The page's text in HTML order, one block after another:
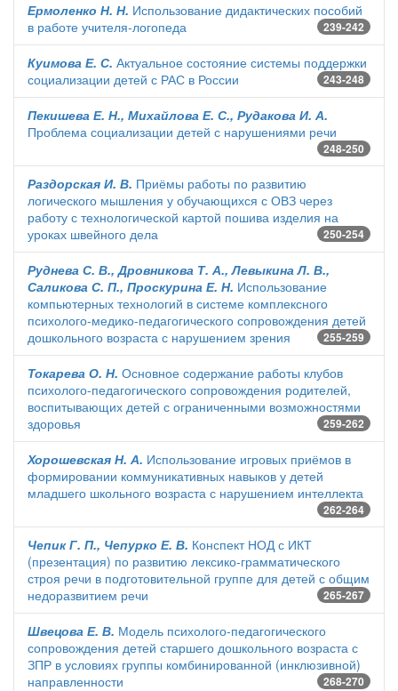
Ермоленко Н. Н. Использование дидактических пособий
в работе учителя-логопеда
239-242
Куимова Е. С. Актуальное состояние системы поддержки
социализации детей с РАС в России
243-248
Пекишева Е. Н., Михайлова Е. С., Рудакова И. А.
Проблема социализации детей с нарушениями речи
248-250
Раздорская И. В. Приёмы работы по развитию
логического мышления у обучающихся с ОВЗ через
работу с технологической картой пошива изделия на
уроках швейного дела
250-254
Руднева С. В., Дровникова Т. А., Левыкина Л. В.,
Саликова С. П., Проскурина Е. Н. Использование
компьютерных технологий в системе комплексного
психолого-медико-педагогического сопровождения детей
дошкольного возраста с нарушением зрения
255-259
Токарева О. Н. Основное содержание работы клубов
психолого-педагогического сопровождения родителей,
воспитывающих детей с ограниченными возможностями
здоровья
259-262
Хорошевская Н. А. Использование игровых приёмов в
формировании коммуникативных навыков у детей
младшего школьного возраста с нарушением интеллекта
262-264
Чепик Г. П., Чепурко Е. В. Конспект НОД с ИКТ
(презентация) по развитию лексико-грамматического
строя речи в подготовительной группе для детей с общим
недоразвитием речи
265-267
Швецова Е. В. Модель психолого-педагогического
сопровождения детей старшего дошкольного возраста с
ЗПР в условиях группы комбинированной (инклюзивной)
направленности
268-270